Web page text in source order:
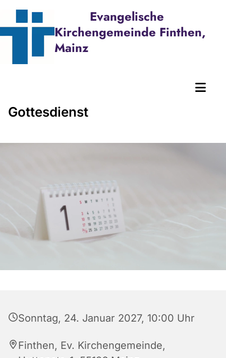
Evangelische
Kirchengemeinde Finthen,
Mainz
Gottesdienst
Sonntag, 24. Januar 2027, 10:00 Uhr
Finthen, Ev. Kirchengemeinde,